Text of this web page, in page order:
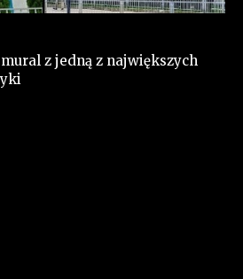
z jedną z największych